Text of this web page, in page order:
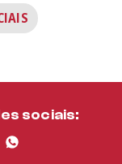
sociais: